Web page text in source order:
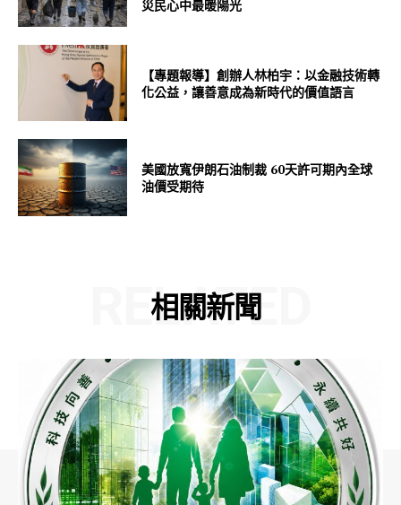
災民心中最暖陽光
【專題報導】創辦人林柏宇：以金融技術轉
化公益，讓善意成為新時代的價值語言
美國放寬伊朗石油制裁 60天許可期內全球
油價受期待
相關新聞
RELATED